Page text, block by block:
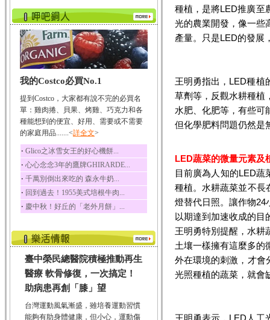
咖啡
咖啡中的咖啡因會刺激
中樞神經系統，特別...
椰子
椰子含有糖類、脂肪、
蛋白質、維生素及多...
荔枝
荔枝性質溫和所含的營
養素有醣類、檸檬酸...
五味子
養成分有揮發油、檸...
草魚
草魚含有維生素A、維生
素C、及豐富的蛋白...
我的Costco必買No.1
提到Costco，大家都有說不完的必買名
單：雞肉捲、貝果、烤雞、巧克力和各
種能想到的便宜、好用、需要或不需要
的家庭用品.......<詳全文>
‧ Glico之冰雪女王的好心機餅...
‧ 心心念念3年的鷹牌GHIRARDE...
‧ 千萬別倒出來吃的 森永牛奶...
‧ 回到過去！1955美式培根牛肉...
‧ 慶中秋！好丘的「老外月餅」...
臺中榮民總醫院積極推動再生
醫療 軟骨修復，一次搞定！
助病患再創「膝」望
台灣運動風氣漸盛，雖培養運動習慣
能夠有助身體健康，但小心，運動傷
種植，是將LED推廣至
光的農業開發，像一些
產量。只是LED的發展
王明勇指出，LED種植
草劑等，反觀水耕種植
水肥、化肥等，有些可
但化學肥料問題仍然是
LED蔬菜的微量元素及
目前廣為人知的LED蔬
種植。水耕蔬菜並不長
燈替代日照。讓作物24
以期達到加速收成的目
王明勇特別提醒，水耕
土壤一樣擁有這麼多的
外在環境的刺激，才會
光照種植的蔬菜，就會
王明勇表示，LED人工